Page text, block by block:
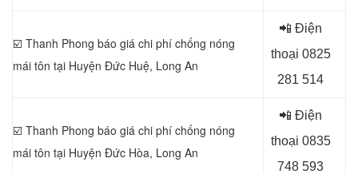
☑️ Thanh Phong báo giá chi phí chống nóng
mái tôn tại Huyện Đức Huệ, Long An
📲 Điện
thoại 0825
281 514
☑️ Thanh Phong báo giá chi phí chống nóng
mái tôn tại Huyện Đức Hòa, Long An
📲 Điện
thoại 0835
748 593